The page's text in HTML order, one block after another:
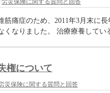
労災保険に関する質問と回答
筋痛症のため、2011年3月末に
くなりました。 治療療養してい
権について
災保険に関する質問と回答